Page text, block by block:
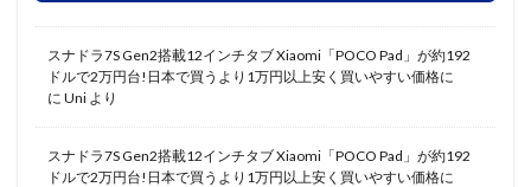
スナドラ7S Gen2搭載12インチタブ Xiaomi「POCO Pad」が約192
ドルで2万円台!日本で買うより1万円以上安く買いやすい価格に
に Uni より
スナドラ7S Gen2搭載12インチタブ Xiaomi「POCO Pad」が約192
ドルで2万円台!日本で買うより1万円以上安く買いやすい価格に